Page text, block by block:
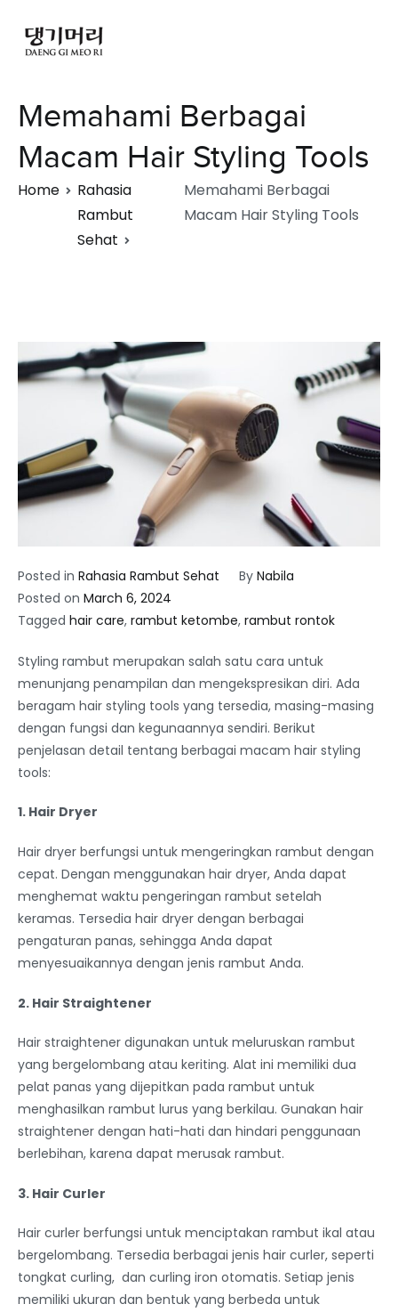
Memahami Berbagai
Macam Hair Styling Tools
Home
Rahasia
Rambut
Sehat
Memahami Berbagai
Macam Hair Styling Tools
Posted in Rahasia Rambut Sehat By Nabila
Posted on March 6, 2024
Tagged hair care, rambut ketombe, rambut rontok
Styling rambut merupakan salah satu cara untuk
menunjang penampilan dan mengekspresikan diri. Ada
beragam hair styling tools yang tersedia, masing-masing
dengan fungsi dan kegunaannya sendiri. Berikut
penjelasan detail tentang berbagai macam hair styling
tools:
1. Hair Dryer
Hair dryer berfungsi untuk mengeringkan rambut dengan
cepat. Dengan menggunakan hair dryer, Anda dapat
menghemat waktu pengeringan rambut setelah
keramas. Tersedia hair dryer dengan berbagai
pengaturan panas, sehingga Anda dapat
menyesuaikannya dengan jenis rambut Anda.
2. Hair Straightener
Hair straightener digunakan untuk meluruskan rambut
yang bergelombang atau keriting. Alat ini memiliki dua
pelat panas yang dijepitkan pada rambut untuk
menghasilkan rambut lurus yang berkilau. Gunakan hair
straightener dengan hati-hati dan hindari penggunaan
berlebihan, karena dapat merusak rambut.
3. Hair Curler
Hair curler berfungsi untuk menciptakan rambut ikal atau
bergelombang. Tersedia berbagai jenis hair curler, seperti
tongkat curling, dan curling iron otomatis. Setiap jenis
memiliki ukuran dan bentuk yang berbeda untuk